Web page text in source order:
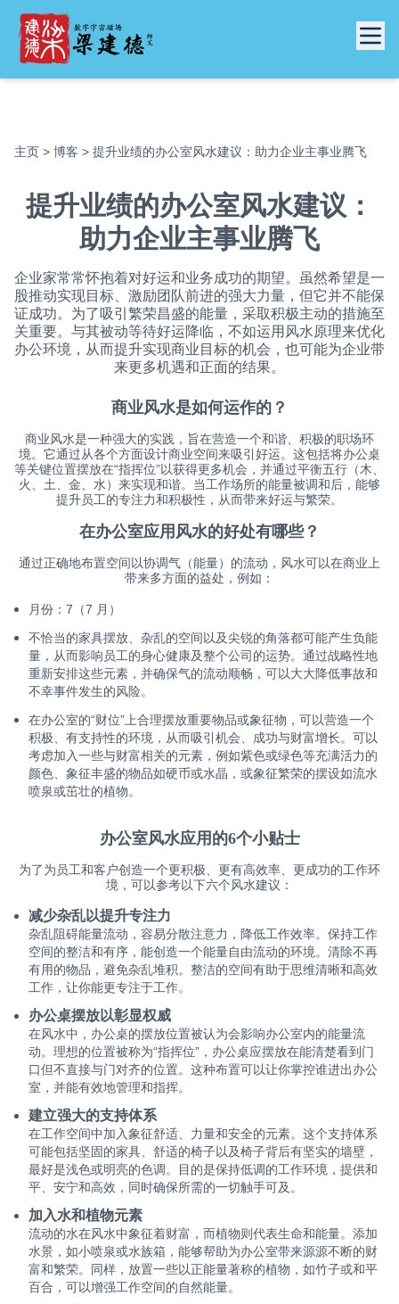
主页 > 博客 > 提升业绩的办公室风水建议：助力企业主事业腾飞
提升业绩的办公室风水建议：
助力企业主事业腾飞
企业家常常怀抱着对好运和业务成功的期望。虽然希望是一
股推动实现目标、激励团队前进的强大力量，但它并不能保
证成功。为了吸引繁荣昌盛的能量，采取积极主动的措施至
关重要。与其被动等待好运降临，不如运用风水原理来优化
办公环境，从而提升实现商业目标的机会，也可能为企业带
来更多机遇和正面的结果。
商业风水是如何运作的？
商业风水是一种强大的实践，旨在营造一个和谐、积极的职场环
境。它通过从各个方面设计商业空间来吸引好运。这包括将办公桌
等关键位置摆放在“指挥位”以获得更多机会，并通过平衡五行（木、
火、土、金、水）来实现和谐。当工作场所的能量被调和后，能够
提升员工的专注力和积极性，从而带来好运与繁荣。
在办公室应用风水的好处有哪些？
通过正确地布置空间以协调气（能量）的流动，风水可以在商业上
带来多方面的益处，例如：
月份： 7（7 月）
不恰当的家具摆放、杂乱的空间以及尖锐的角落都可能产生负能
量，从而影响员工的身心健康及整个公司的运势。通过战略性地
重新安排这些元素，并确保气的流动顺畅，可以大大降低事故和
不幸事件发生的风险。
在办公室的“财位”上合理摆放重要物品或象征物，可以营造一个
积极、有支持性的环境，从而吸引机会、成功与财富增长。可以
考虑加入一些与财富相关的元素，例如紫色或绿色等充满活力的
颜色、象征丰盛的物品如硬币或水晶，或象征繁荣的摆设如流水
喷泉或茁壮的植物。
办公室风水应用的6个小贴士
为了为员工和客户创造一个更积极、更有高效率、更成功的工作环
境，可以参考以下六个风水建议：
减少杂乱以提升专注力
杂乱阻碍能量流动，容易分散注意力，降低工作效率。保持工作
空间的整洁和有序，能创造一个能量自由流动的环境。清除不再
有用的物品，避免杂乱堆积。整洁的空间有助于思维清晰和高效
工作，让你能更专注于工作。
办公桌摆放以彰显权威
在风水中，办公桌的摆放位置被认为会影响办公室内的能量流
动。理想的位置被称为“指挥位”，办公桌应摆放在能清楚看到门
口但不直接与门对齐的位置。这种布置可以让你掌控谁进出办公
室，并能有效地管理和指挥。
建立强大的支持体系
在工作空间中加入象征舒适、力量和安全的元素。这个支持体系
可能包括坚固的家具、舒适的椅子以及椅子背后有坚实的墙壁，
最好是浅色或明亮的色调。目的是保持低调的工作环境，提供和
平、安宁和高效，同时确保所需的一切触手可及。
加入水和植物元素
流动的水在风水中象征着财富，而植物则代表生命和能量。添加
水景，如小喷泉或水族箱，能够帮助为办公室带来源源不断的财
富和繁荣。同样，放置一些以正能量著称的植物，如竹子或和平
百合，可以增强工作空间的自然能量。